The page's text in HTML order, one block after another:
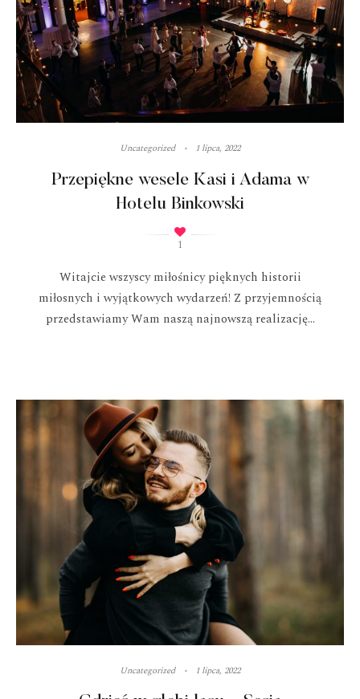
Uncategorized 1 lipca, 2022
Przepiękne wesele Kasi i Adama w
Hotelu Binkowski
1
Witajcie wszyscy miłośnicy pięknych historii
miłosnych i wyjątkowych wydarzeń! Z przyjemnością
przedstawiamy Wam naszą najnowszą realizację...
Uncategorized 1 lipca, 2022